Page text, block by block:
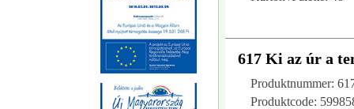
617 Ki az úr a
Produktnummer:
Produktcode: